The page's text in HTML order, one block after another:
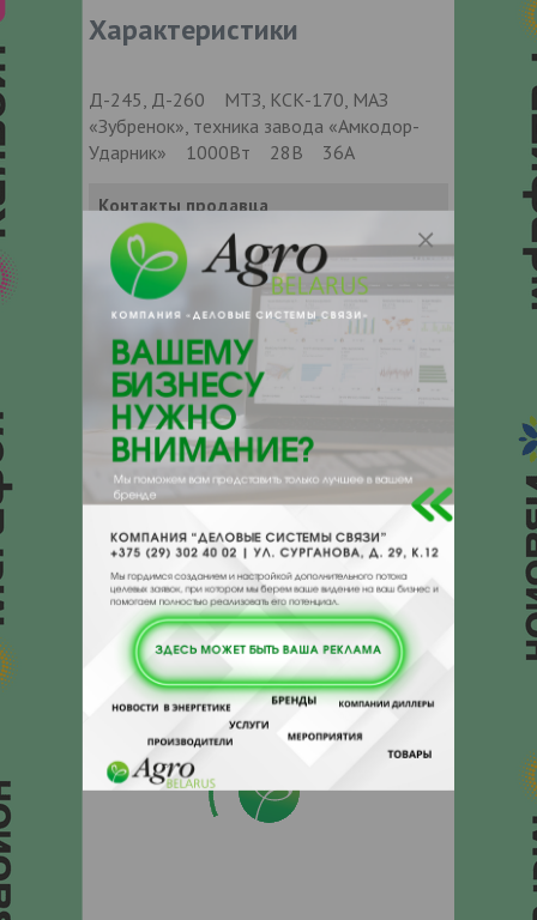
Характеристики
Д-245, Д-260 МТЗ, КСК-170, МАЗ
«Зубренок», техника завода «Амкодор-
Ударник» 1000Вт 28В 36А
Контакты продавца
Оставьте электронный заказ с помощью
кнопки "Заказать" и мы подберем для
Вас подходящую компанию
поставщика.